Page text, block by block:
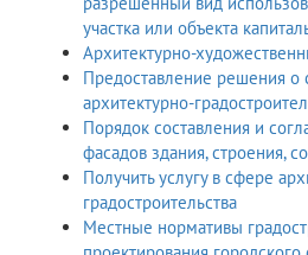
участка или объекта
Архитектурно-
Предоставление решения о
архитектурно-
Порядок составления и
фасадов здания, строения,
Получить услугу в сфере
градостроительства
Местные нормативы